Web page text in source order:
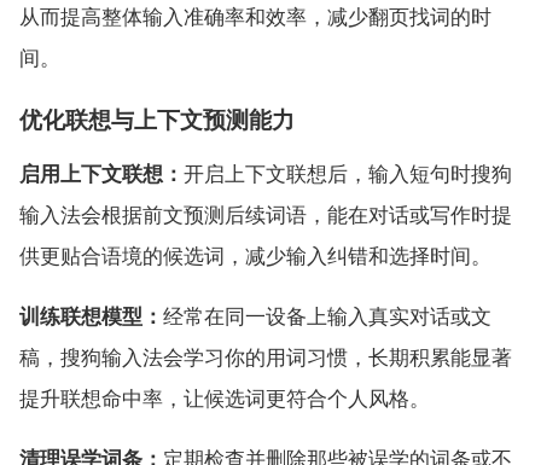
从而提高整体输入准确率和效率，减少翻页找词的时
间。
优化联想与上下文预测能力
启用上下文联想： 开启上下文联想后，输入短句时搜狗
输入法会根据前文预测后续词语，能在对话或写作时提
供更贴合语境的候选词，减少输入纠错和选择时间。
训练联想模型： 经常在同一设备上输入真实对话或文
稿，搜狗输入法会学习你的用词习惯，长期积累能显著
提升联想命中率，让候选词更符合个人风格。
清理误学词条： 定期检查并删除那些被误学的词条或不